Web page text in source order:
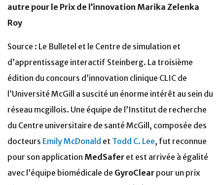
autre pour le Prix de l’innovation Marika Zelenka
Roy
Source : Le Bulletel et le Centre de simulation et
d’apprentissage interactif Steinberg. La troisième
édition du concours d’innovation clinique CLIC de
l’Université McGill a suscité un énorme intérêt au sein du
réseau mcgillois. Une équipe de l’Institut de recherche
du Centre universitaire de santé McGill, composée des
docteurs Emily McDonald et Todd C. Lee, fut reconnue
pour son application MedSafer et est arrivée à égalité
avec l’équipe biomédicale de GyroClear pour un prix